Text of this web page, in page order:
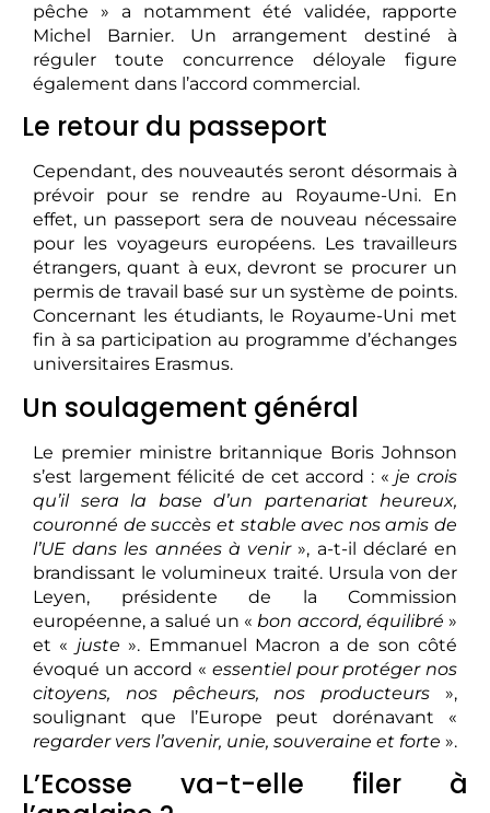
pêche » a notamment été validée, rapporte
Michel Barnier. Un arrangement destiné à
réguler toute concurrence déloyale figure
également dans l’accord commercial.
Le retour du passeport
Cependant, des nouveautés seront désormais à
prévoir pour se rendre au Royaume-Uni. En
effet, un passeport sera de nouveau nécessaire
pour les voyageurs européens. Les travailleurs
étrangers, quant à eux, devront se procurer un
permis de travail basé sur un système de points.
Concernant les étudiants, le Royaume-Uni met
fin à sa participation au programme d’échanges
universitaires Erasmus.
Un soulagement général
Le premier ministre britannique Boris Johnson
s’est largement félicité de cet accord : «je crois
qu’il sera la base d’un partenariat heureux,
couronné de succès et stable avec nos amis de
l’UE dans les années à venir», a-t-il déclaré en
brandissant le volumineux traité. Ursula von der
Leyen, présidente de la Commission
européenne, a salué un «bon accord, équilibré »
et « juste ». Emmanuel Macron a de son côté
évoqué un accord « essentiel pour protéger nos
citoyens, nos pêcheurs, nos producteurs »,
soulignant que l’Europe peut dorénavant «
regarder vers l’avenir, unie, souveraine et forte ».
L’Ecosse va-t-elle filer à